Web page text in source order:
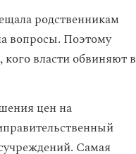
родственникам
вопросы. Поэтому
кого власти обвиняют в
цен на
Самая